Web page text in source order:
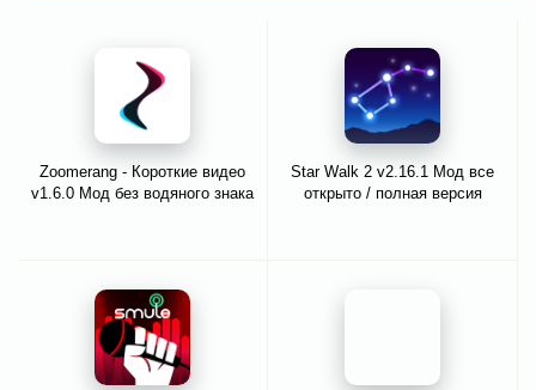
Zoomerang - Короткие видео
v1.6.0 Мод без водяного знака
Star Walk 2 v2.16.1 Мод все
открыто / полная версия